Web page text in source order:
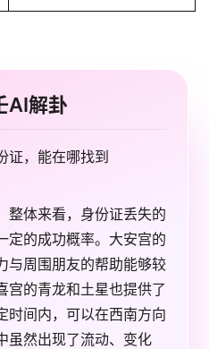
AI解卦
证，能在哪找到
整体来看，身份证丢失的
定的成功概率。大安宫的
与周围朋友的帮助能够较
宫的青龙和土星也提供了
时间内，可以在西南方向
虽然出现了流动、变化